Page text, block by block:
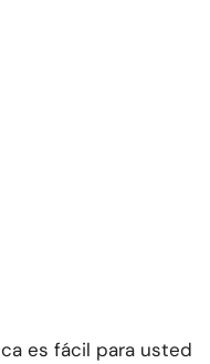
es fácil para usted